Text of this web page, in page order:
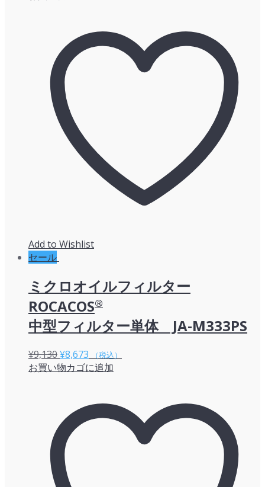
¥9,680
で
し
た。
格
は
Add to Wishlist
セール
ミクロオイルフィルター
ROCACOS®
中型フィルター単体 JA-M333PS
¥9,130元
の
¥9,130
で
し
た。
¥8,673 現
在
格
は
（税込）
お買い物カゴに追加